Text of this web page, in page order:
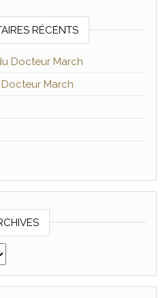
RÉCENTS
Docteur March
March